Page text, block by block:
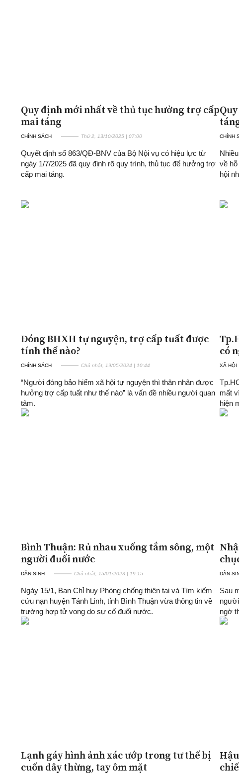
Quy định mới nhất về thủ tục hưởng trợ cấp
mai táng
CHÍNH SÁCH Thứ 2, 13/10/2025 | 07:00
Quyết định số 863/QĐ-BNV của Bộ Nội vụ có hiệu lực từ
ngày 1/7/2025 đã quy định rõ quy trình, thủ tục để hưởng trợ
cấp mai táng.
CHÍNH
về
hội
Đóng BHXH tự nguyện, trợ cấp tuất được
tính thế nào?
CHÍNH SÁCH Chủ nhật, 19/05/2024 | 10:44
“Người đóng bảo hiểm xã hội tự nguyện thì thân nhân được
hưởng trợ cấp tuất như thế nào” là vấn đề nhiều người quan
tâm.
có
XÃ HỘI
mất
hiện
Bình Thuận: Rủ nhau xuống tắm sông, một
người đuối nước
DÂN SINH Chủ nhật, 15/01/2023 | 19:15
Ngày 15/1, Ban Chỉ huy Phòng chống thiên tai và Tìm kiếm
cứu nạn huyện Tánh Linh, tỉnh Bình Thuận vừa thông tin về
trường hợp tử vong do sự cố đuối nước.
DÂN
Sau
ngờ
Lạnh gáy hình ảnh xác ướp trong tư thế bị
cuốn dây thừng, tay ôm mặt